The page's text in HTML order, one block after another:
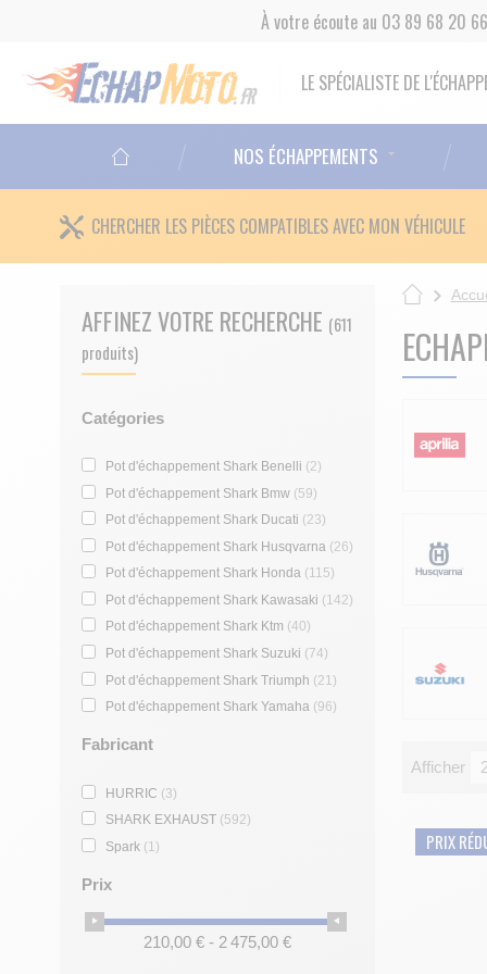
À votre écoute au 03 89 68 20 66
LE SPÉCIALISTE DE
NOS ÉCHAPPEMENTS
CHERCHER LES PIÈCES COMPATIBLES AVEC MON VÉHICULE
AFFINEZ VOTRE RECHERCHE (611
produits)
Catégories
Pot d'échappement Shark Benelli (2)
Pot d'échappement Shark Bmw (59)
Pot d'échappement Shark Ducati (23)
Pot d'échappement Shark Husqvarna (26)
Pot d'échappement Shark Honda (115)
Pot d'échappement Shark Kawasaki (142)
Pot d'échappement Shark Ktm (40)
Pot d'échappement Shark Suzuki (74)
Pot d'échappement Shark Triumph (21)
Pot d'échappement Shark Yamaha (96)
Fabricant
HURRIC (3)
SHARK EXHAUST (592)
Spark (1)
Prix
210,00 € - 2 475,00 €
Afficher
PRIX